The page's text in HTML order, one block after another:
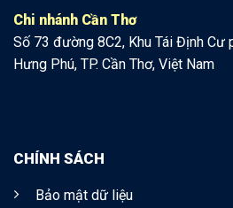
Chi nhánh Cần Thơ
Số 73 đường 8C2, Khu Tái Định Cư
Hưng Phú, TP. Cần Thơ, Việt Nam
CHÍNH SÁCH
Bảo mật dữ liệu